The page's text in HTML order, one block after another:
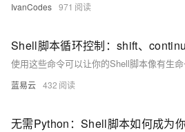
IvanCodes 971
Shell脚本循环控制：shift、
蓝易云 432
无需Python：Shell脚本如何成为